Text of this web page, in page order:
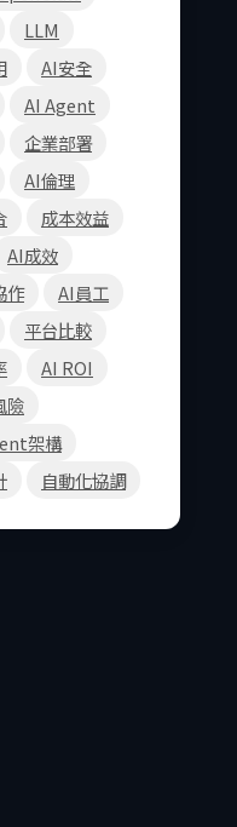
LLM
AI安全
AI Agent
企業部署
AI倫理
成本效益
AI成效
作
AI員工
平台比較
AI ROI
險
架構
自動化協調